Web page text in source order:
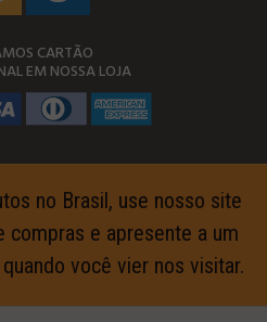
CARTÃO
EM NOSSA LOJA
no Brasil, use nosso site
compras e apresente a um
você vier nos visitar.